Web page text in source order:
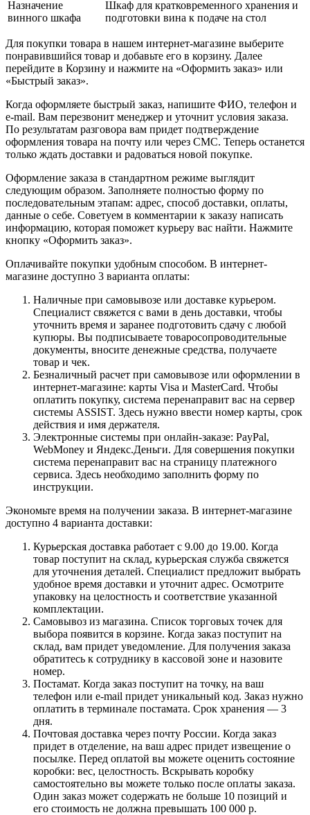
Назначение
винного шкафа
Шкаф для кратковременного хранения и
подготовки вина к подаче на стол
Для покупки товара в нашем интернет-магазине выберите
понравившийся товар и добавьте его в корзину. Далее
перейдите в Корзину и нажмите на «Оформить заказ» или
«Быстрый заказ».
Когда оформляете быстрый заказ, напишите ФИО, телефон и
e-mail. Вам перезвонит менеджер и уточнит условия заказа.
По результатам разговора вам придет подтверждение
оформления товара на почту или через СМС. Теперь останется
только ждать доставки и радоваться новой покупке.
Оформление заказа в стандартном режиме выглядит
следующим образом. Заполняете полностью форму по
последовательным этапам: адрес, способ доставки, оплаты,
данные о себе. Советуем в комментарии к заказу написать
информацию, которая поможет курьеру вас найти. Нажмите
кнопку «Оформить заказ».
Оплачивайте покупки удобным способом. В интернет-
магазине доступно 3 варианта оплаты:
Наличные при самовывозе или доставке курьером.
Специалист свяжется с вами в день доставки, чтобы
уточнить время и заранее подготовить сдачу с любой
купюры. Вы подписываете товаросопроводительные
документы, вносите денежные средства, получаете
товар и чек.
Безналичный расчет при самовывозе или оформлении в
интернет-магазине: карты Visa и MasterCard. Чтобы
оплатить покупку, система перенаправит вас на сервер
системы ASSIST. Здесь нужно ввести номер карты, срок
действия и имя держателя.
Электронные системы при онлайн-заказе: PayPal,
WebMoney и Яндекс.Деньги. Для совершения покупки
система перенаправит вас на страницу платежного
сервиса. Здесь необходимо заполнить форму по
инструкции.
Экономьте время на получении заказа. В интернет-магазине
доступно 4 варианта доставки:
Курьерская доставка работает с 9.00 до 19.00. Когда
товар поступит на склад, курьерская служба свяжется
для уточнения деталей. Специалист предложит выбрать
удобное время доставки и уточнит адрес. Осмотрите
упаковку на целостность и соответствие указанной
комплектации.
Самовывоз из магазина. Список торговых точек для
выбора появится в корзине. Когда заказ поступит на
склад, вам придет уведомление. Для получения заказа
обратитесь к сотруднику в кассовой зоне и назовите
номер.
Постамат. Когда заказ поступит на точку, на ваш
телефон или e-mail придет уникальный код. Заказ нужно
оплатить в терминале постамата. Срок хранения — 3
дня.
Почтовая доставка через почту России. Когда заказ
придет в отделение, на ваш адрес придет извещение о
посылке. Перед оплатой вы можете оценить состояние
коробки: вес, целостность. Вскрывать коробку
самостоятельно вы можете только после оплаты заказа.
Один заказ может содержать не больше 10 позиций и
его стоимость не должна превышать 100 000 р.